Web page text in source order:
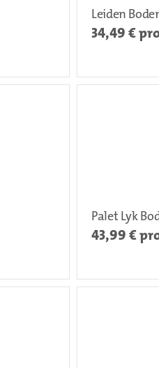
Leiden
34,49 €
Palet Lyk
43,99 €